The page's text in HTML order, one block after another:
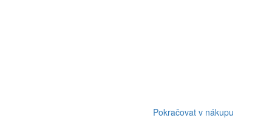
Pokračovat v nákupu